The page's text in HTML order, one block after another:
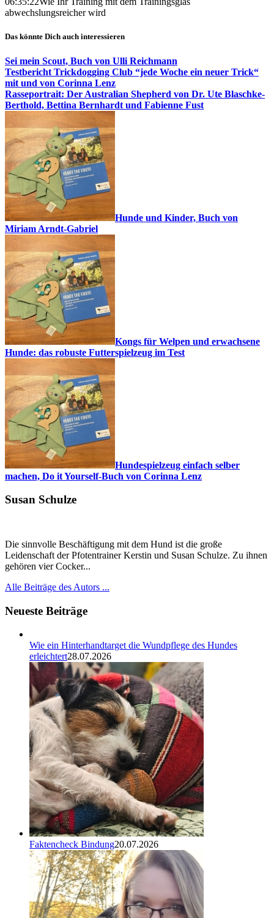
abwechslungsreicher wird
Das könnte Dich auch interessieren
Sei mein Scout, Buch von Ulli Reichmann
Testbericht Trickdogging Club “jede Woche ein neuer Trick“
mit und von Corinna Lenz
Rasseportrait: Der Australian Shepherd von Dr. Ute Blaschke-
Berthold, Bettina Bernhardt und Fabienne Fust
Hunde und Kinder, Buch von
Miriam Arndt-Gabriel
Kongs für Welpen und erwachsene
Hunde: das robuste Futterspielzeug im Test
Hundespielzeug einfach selber
machen, Do it Yourself-Buch von Corinna Lenz
Susan Schulze
Die sinnvolle Beschäftigung mit dem Hund ist die große
Leidenschaft der Pfotentrainer Kerstin und Susan Schulze. Zu ihnen
gehören vier Cocker...
Alle Beiträge des Autors ...
Neueste Beiträge
Wie ein Hinterhandtarget die Wundpflege des Hundes
erleichtert28.07.2026
Faktencheck Bindung20.07.2026